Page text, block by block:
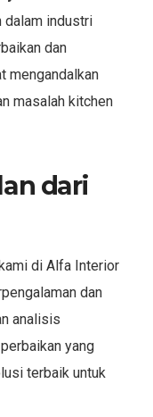
dalam industri
dan
mengandalkan
masalah kitchen
dari
di Alfa Interior
dan
analisis
yang
terbaik untuk